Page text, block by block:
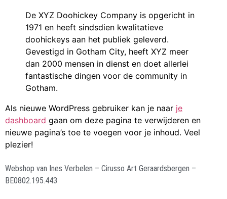
De XYZ Doohickey Company is opgericht in
1971 en heeft sindsdien kwalitatieve
doohickeys aan het publiek geleverd.
Gevestigd in Gotham City, heeft XYZ meer
dan 2000 mensen in dienst en doet allerlei
fantastische dingen voor de community in
Gotham.
Als nieuwe WordPress gebruiker kan je naar je
dashboard gaan om deze pagina te verwijderen en
nieuwe pagina’s toe te voegen voor je inhoud. Veel
plezier!
Webshop van Ines Verbelen – Cirusso Art Geraardsbergen –
BE0802.195.443